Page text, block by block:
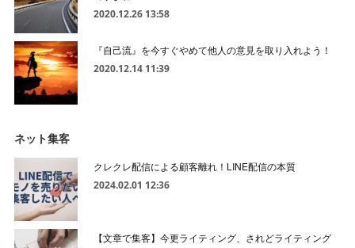
2020.12.26 13:58
『自己流』を今すぐやめて他人の意見を取り入れよう！
2020.12.14 11:39
ネット集客
クレクレ配信による顧客離れ！LINE配信の本質
2024.02.01 12:36
【文章で集客】今更ライティング、されどライティング